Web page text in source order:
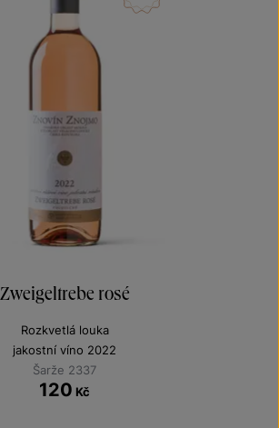
Zweigeltrebe rosé
Rozkvetlá louka
jakostní víno 2022
Šarže 2337
120 Kč